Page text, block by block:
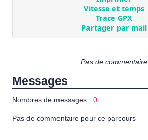
Pas de commentaire
Messages
Nombres de messages : 0
Pas de commentaire pour ce parcours